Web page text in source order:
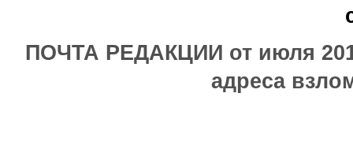
ПОЧТА РЕДАКЦИИ от июля
адреса